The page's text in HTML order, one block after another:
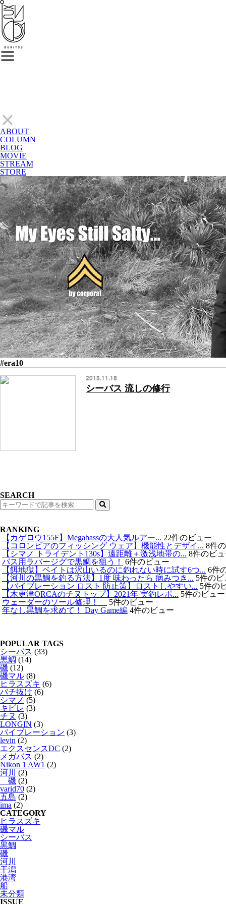
ABOUT
COLUMN
BLOG
MOVIE
STREAM
STORE
#era10
2015.11.18
シーバス 流しの修行
SEARCH
検
索
RANKING
【カゲロウ155F】Megabassの大人気ルアー... 22件のビュー
【コロンビアのフィッシング ウェア】機能性とデザイ... 8件
【シマノ トライデント130s】遠距離＋激浅地帯の... 8件のビ
バス用ラバージグで黒鯛を狙う！
6件のビュー
【餌地獄】ベイトは沢山いるのに釣れない時に試す6つ... 6件
【河川の黒鯛を釣る方法】1度 味わったら 病みつき... 5件のビ
【バイブレーション ロスト 防止策】ロストしやすい... 5件の
【木更津ORCAのチヌトップ】2021年 実釣レポ... 5件のビュー
ウェーダーのソール修理！
5件のビュー
年なし黒鯛を求めて！ Day Game編 4件のビュー
POPULAR TAGS
シーバス (33)
黒鯛 (14)
磯 (12)
磯マル (8)
ヒラスズキ (6)
バチ抜け (6)
シマノ (5)
キビレ (3)
チヌ (3)
LONGIN (3)
バイブレーション (3)
levin (2)
エクスセンスDC (2)
メガバス (2)
Nikon 1 AW1 (2)
河川
(2)
磯 (2)
varid70 (2)
五島 (2)
ima (2)
CATEGORY
ヒラスズキ
磯マル
シーバス
黒鯛
磯
河川
干潟
港湾
船
未分類
ISSUE